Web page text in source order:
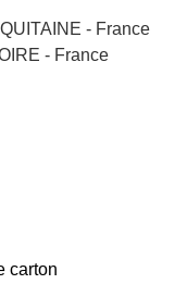
- France
- France
carton